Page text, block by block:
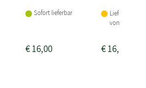
Sofort lieferbar
€16,00
Lieferbar
von 1-2
€16,00